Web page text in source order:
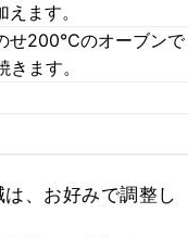
ます。
せ200℃のオーブンで
ます。
、お好みで調整し